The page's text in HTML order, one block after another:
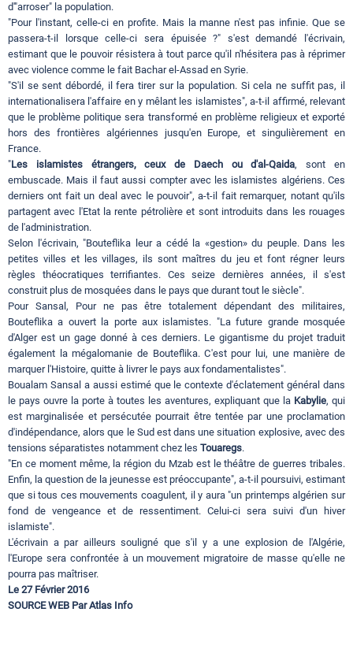
d'"arroser" la population.
"Pour l'instant, celle-ci en profite. Mais la manne n'est pas infinie. Que se
passera-t-il lorsque celle-ci sera épuisée ?" s'est demandé l'écrivain,
estimant que le pouvoir résistera à tout parce qu'il n'hésitera pas à réprimer
avec violence comme le fait Bachar el-Assad en Syrie.
"S'il se sent débordé, il fera tirer sur la population. Si cela ne suffit pas, il
internationalisera l'affaire en y mêlant les islamistes", a-t-il affirmé, relevant
que le problème politique sera transformé en problème religieux et exporté
hors des frontières algériennes jusqu'en Europe, et singulièrement en
France.
"Les islamistes étrangers, ceux de Daech ou d'al-Qaida, sont en
embuscade. Mais il faut aussi compter avec les islamistes algériens. Ces
derniers ont fait un deal avec le pouvoir", a-t-il fait remarquer, notant qu'ils
partagent avec l'Etat la rente pétrolière et sont introduits dans les rouages
de l'administration.
Selon l'écrivain, "Bouteflika leur a cédé la «gestion» du peuple. Dans les
petites villes et les villages, ils sont maîtres du jeu et font régner leurs
règles théocratiques terrifiantes. Ces seize dernières années, il s'est
construit plus de mosquées dans le pays que durant tout le siècle".
Pour Sansal, Pour ne pas être totalement dépendant des militaires,
Bouteflika a ouvert la porte aux islamistes. "La future grande mosquée
d'Alger est un gage donné à ces derniers. Le gigantisme du projet traduit
également la mégalomanie de Bouteflika. C'est pour lui, une manière de
marquer l'Histoire, quitte à livrer le pays aux fondamentalistes".
Boualam Sansal a aussi estimé que le contexte d'éclatement général dans
le pays ouvre la porte à toutes les aventures, expliquant que la Kabylie, qui
est marginalisée et persécutée pourrait être tentée par une proclamation
d'indépendance, alors que le Sud est dans une situation explosive, avec des
tensions séparatistes notamment chez les Touaregs.
"En ce moment même, la région du Mzab est le théâtre de guerres tribales.
Enfin, la question de la jeunesse est préoccupante", a-t-il poursuivi, estimant
que si tous ces mouvements coagulent, il y aura "un printemps algérien sur
fond de vengeance et de ressentiment. Celui-ci sera suivi d'un hiver
islamiste".
L'écrivain a par ailleurs souligné que s'il y a une explosion de l'Algérie,
l'Europe sera confrontée à un mouvement migratoire de masse qu'elle ne
pourra pas maîtriser.
Le 27 Février 2016
SOURCE WEB Par Atlas Info